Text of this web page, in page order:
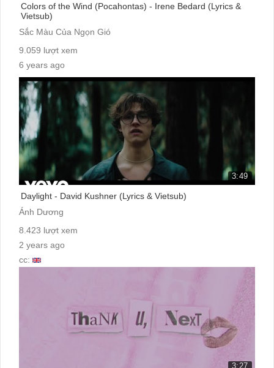
Colors of the Wind (Pocahontas) - Irene Bedard (Lyrics &
Vietsub)
Sắc Màu Của Ngọn Gió
9.059 lượt xem
6 years ago
cc:
3:49
Daylight - David Kushner (Lyrics & Vietsub)
Ánh Dương
8.423 lượt xem
2 years ago
cc:
3:27